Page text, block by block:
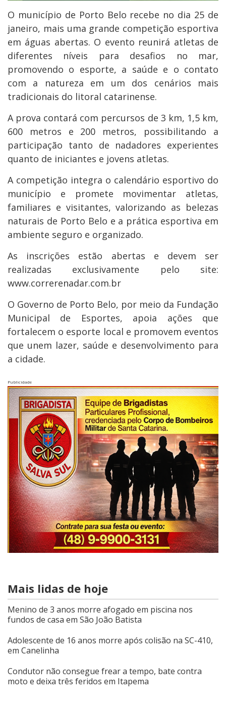
O município de Porto Belo recebe no dia 25 de
janeiro, mais uma grande competição esportiva
em águas abertas. O evento reunirá atletas de
diferentes níveis para desafios no mar,
promovendo o esporte, a saúde e o contato
com a natureza em um dos cenários mais
tradicionais do litoral catarinense.
A prova contará com percursos de 3 km, 1,5 km,
600 metros e 200 metros, possibilitando a
participação tanto de nadadores experientes
quanto de iniciantes e jovens atletas.
A competição integra o calendário esportivo do
município e promete movimentar atletas,
familiares e visitantes, valorizando as belezas
naturais de Porto Belo e a prática esportiva em
ambiente seguro e organizado.
As inscrições estão abertas e devem ser
realizadas exclusivamente pelo site:
www.correrenadar.com.br
O Governo de Porto Belo, por meio da Fundação
Municipal de Esportes, apoia ações que
fortalecem o esporte local e promovem eventos
que unem lazer, saúde e desenvolvimento para
a cidade.
Publicidade
Mais lidas de hoje
Menino de 3 anos morre afogado em piscina nos
fundos de casa em São João Batista
Adolescente de 16 anos morre após colisão na SC-410,
em Canelinha
Condutor não consegue frear a tempo, bate contra
moto e deixa três feridos em Itapema